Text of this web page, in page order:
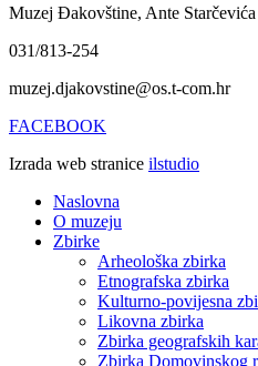
Muzej Đakovštine, Ante
031/813-254
muzej.djakovstine@os.t-com.hr
FACEBOOK
Izrada web stranice ilstudio
Naslovna
O muzeju
Zbirke
Arheološka zbirka
Etnografska zbirka
Kulturno-povijesna
Likovna zbirka
Zbirka geografskih
Zbirka Domovinskog